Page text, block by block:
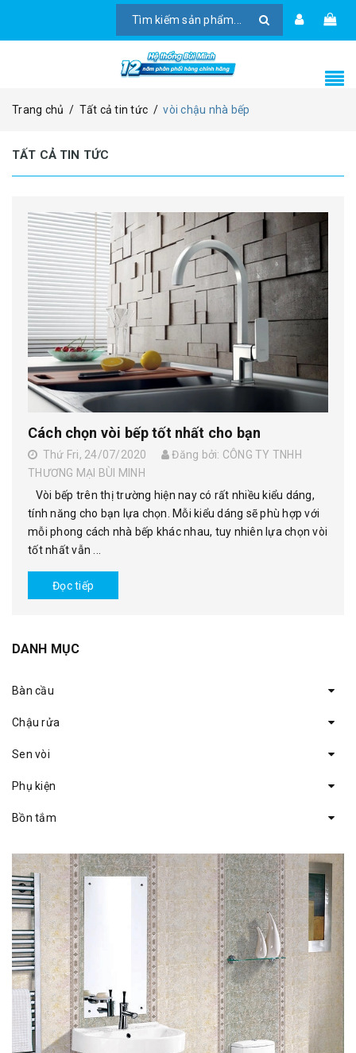
Trang chủ / Tất cả tin tức / vòi chậu nhà bếp
TẤT CẢ TIN TỨC
Cách chọn vòi bếp tốt nhất cho bạn
Thứ Fri, 24/07/2020
Đăng bởi: CÔNG TY TNHH
THƯƠNG MẠI BÙI MINH
Vòi bếp trên thị trường hiện nay có rất nhiều kiểu dáng,
tính năng cho bạn lựa chọn. Mỗi kiểu dáng sẽ phù hợp với
mỗi phong cách nhà bếp khác nhau, tuy nhiên lựa chọn vòi
tốt nhất vẫn ...
Đọc tiếp
DANH MỤC
Bàn cầu
Chậu rửa
Sen vòi
Phụ kiện
Bồn tắm